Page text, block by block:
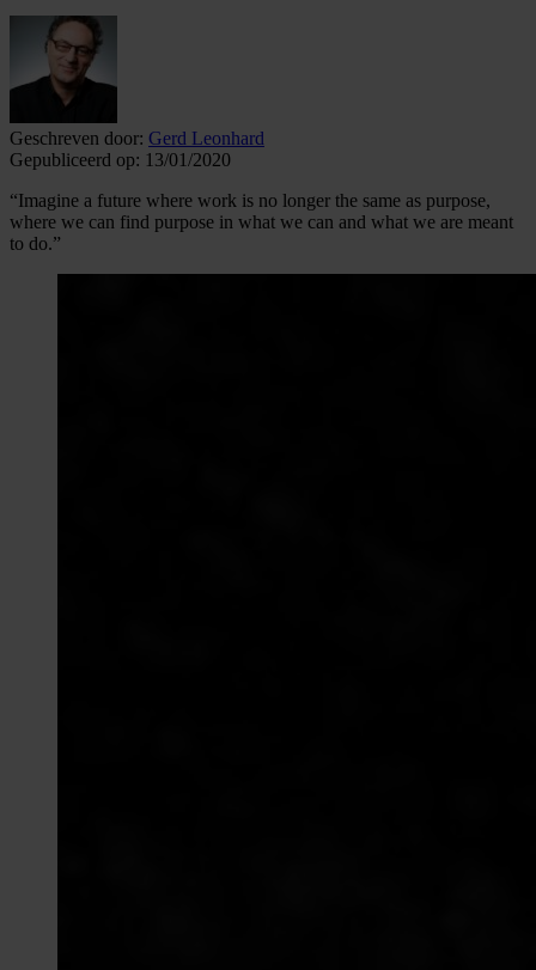
Geschreven door: Gerd Leonhard
Gepubliceerd op: 13/01/2020
“Imagine a future where work is no longer the same as purpose,
where we can find purpose in what we can and what we are meant
to do.”